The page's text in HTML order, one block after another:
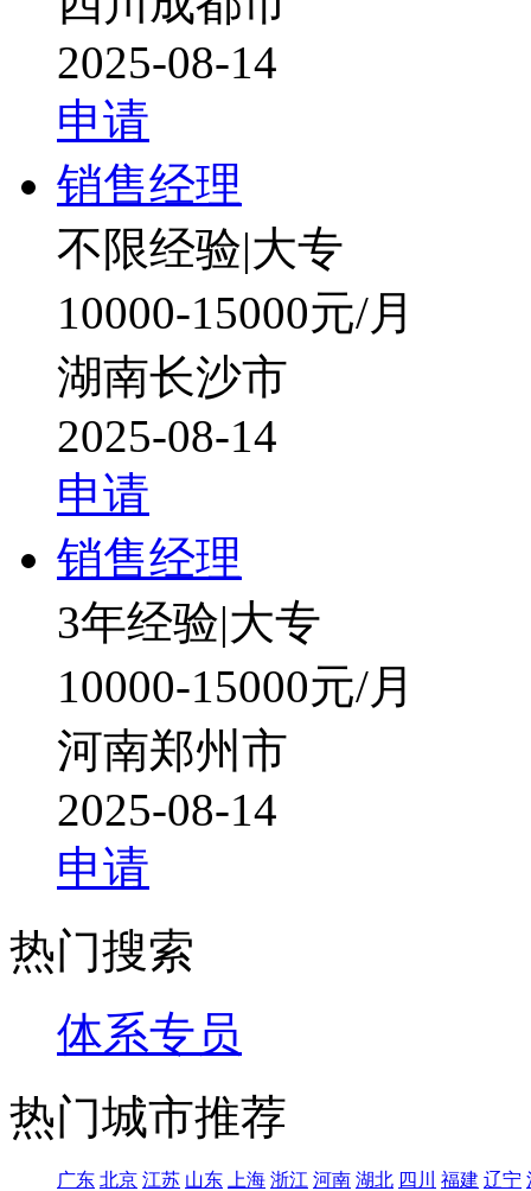
2025-08-14
申请
销售经理
不限经验|大专
10000-15000元/月
湖南长沙市
2025-08-14
申请
销售经理
3年经验|大专
10000-15000元/月
河南郑州市
2025-08-14
申请
热门搜索
体系专员
热门城市推荐
广东 北京 江苏 山东 上海 浙江 河南 湖北 四川 福建 辽宁